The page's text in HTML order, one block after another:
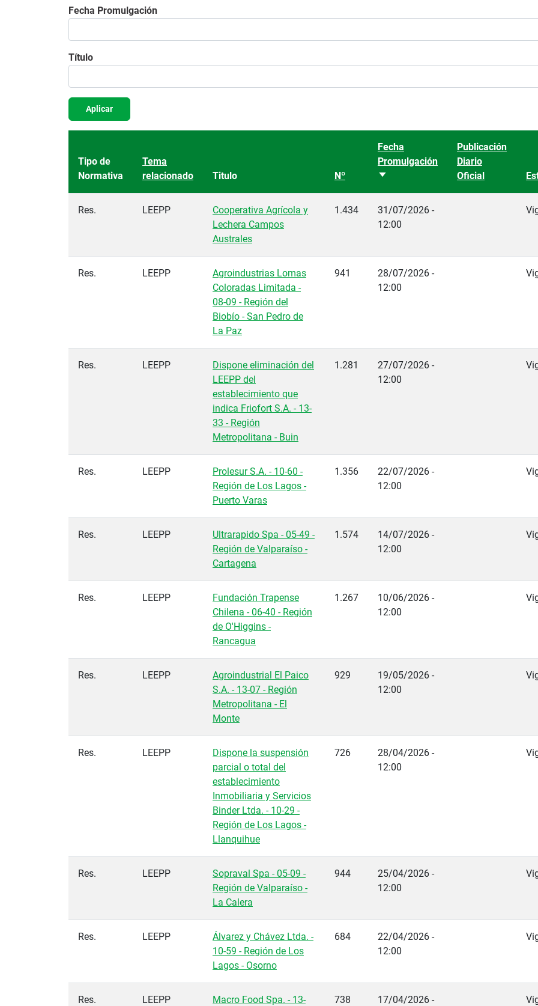
Fecha Promulgación
Título
Aplicar
Tipo de
Normativa
Tema
relacionado
Titulo Nº
Fecha
Promulgación
Ordenar ascendente
Publicación
Diario
Oficial
Res. LEEPP
Cooperativa Agrícola y
Lechera Campos
Australes
1.434
31/07/2026 -
12:00
Res. LEEPP
Agroindustrias Lomas
Coloradas Limitada -
08-09 - Región del
Biobío - San Pedro de
La Paz
941
28/07/2026 -
12:00
Res. LEEPP
Dispone eliminación del
LEEPP del
establecimiento que
indica Friofort S.A. - 13-
33 - Región
Metropolitana - Buin
1.281
27/07/2026 -
12:00
Res. LEEPP
Prolesur S.A. - 10-60 -
Región de Los Lagos -
Puerto Varas
1.356
22/07/2026 -
12:00
Res. LEEPP
Ultrarapido Spa - 05-49 -
Región de Valparaíso -
Cartagena
1.574
14/07/2026 -
12:00
Res. LEEPP
Fundación Trapense
Chilena - 06-40 - Región
de O'Higgins -
Rancagua
1.267
10/06/2026 -
12:00
Res. LEEPP
Agroindustrial El Paico
S.A. - 13-07 - Región
Metropolitana - El
Monte
929
19/05/2026 -
12:00
Res. LEEPP
Dispone la suspensión
parcial o total del
establecimiento
Inmobiliaria y Servicios
Binder Ltda. - 10-29 -
Región de Los Lagos -
Llanquihue
726
28/04/2026 -
12:00
Res. LEEPP
Sopraval Spa - 05-09 -
Región de Valparaíso -
La Calera
944
25/04/2026 -
12:00
Res. LEEPP
Álvarez y Chávez Ltda. -
10-59 - Región de Los
Lagos - Osorno
684
22/04/2026 -
12:00
Res. LEEPP
Macro Food Spa. - 13-
738
17/04/2026 -